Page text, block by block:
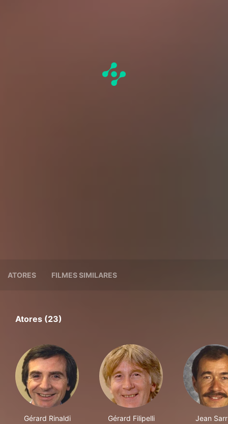
ATORES FILMES SIMILARES
Atores (23)
Gérard Rinaldi
Gérard Filipelli
Jean